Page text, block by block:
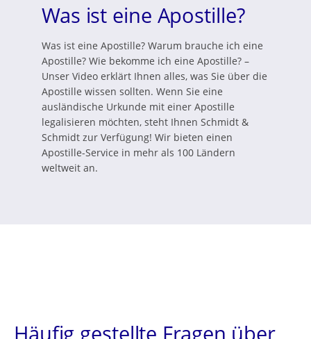
Was ist eine Apostille?
Was ist eine Apostille? Warum brauche ich eine
Apostille? Wie bekomme ich eine Apostille? –
Unser Video erklärt Ihnen alles, was Sie über die
Apostille wissen sollten. Wenn Sie eine
ausländische Urkunde mit einer Apostille
legalisieren möchten, steht Ihnen Schmidt &
Schmidt zur Verfügung! Wir bieten einen
Apostille-Service in mehr als 100 Ländern
weltweit an.
Häufig gestellte Fragen über